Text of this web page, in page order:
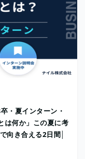
・夏インターン・
は何か」この夏に考
向き合える2日間│